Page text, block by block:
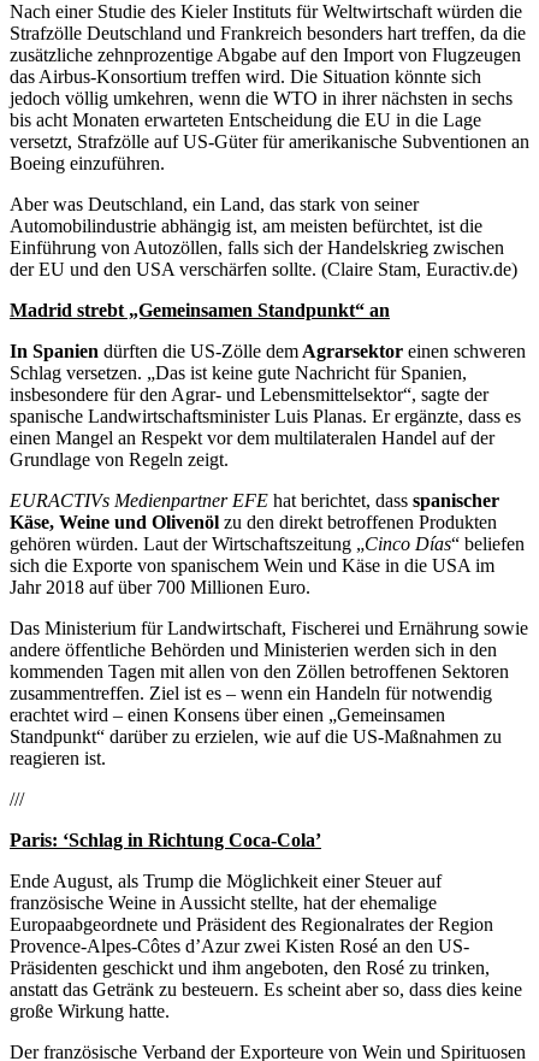
Nach einer Studie des Kieler Instituts für Weltwirtschaft würden die
Strafzölle Deutschland und Frankreich besonders hart treffen, da die
zusätzliche zehnprozentige Abgabe auf den Import von Flugzeugen
das Airbus-Konsortium treffen wird. Die Situation könnte sich
jedoch völlig umkehren, wenn die WTO in ihrer nächsten in sechs
bis acht Monaten erwarteten Entscheidung die EU in die Lage
versetzt, Strafzölle auf US-Güter für amerikanische Subventionen an
Boeing einzuführen.
Aber was Deutschland, ein Land, das stark von seiner
Automobilindustrie abhängig ist, am meisten befürchtet, ist die
Einführung von Autozöllen, falls sich der Handelskrieg zwischen
der EU und den USA verschärfen sollte. (Claire Stam, Euractiv.de)
Madrid strebt „Gemeinsamen Standpunkt“ an
In Spanien dürften die US-Zölle dem Agrarsektor einen schweren
Schlag versetzen. „Das ist keine gute Nachricht für Spanien,
insbesondere für den Agrar- und Lebensmittelsektor“, sagte der
spanische Landwirtschaftsminister Luis Planas. Er ergänzte, dass es
einen Mangel an Respekt vor dem multilateralen Handel auf der
Grundlage von Regeln zeigt.
EURACTIVs Medienpartner EFE hat berichtet, dass spanischer
Käse, Weine und Olivenöl zu den direkt betroffenen Produkten
gehören würden. Laut der Wirtschaftszeitung „Cinco Días“ beliefen
sich die Exporte von spanischem Wein und Käse in die USA im
Jahr 2018 auf über 700 Millionen Euro.
Das Ministerium für Landwirtschaft, Fischerei und Ernährung sowie
andere öffentliche Behörden und Ministerien werden sich in den
kommenden Tagen mit allen von den Zöllen betroffenen Sektoren
zusammentreffen. Ziel ist es – wenn ein Handeln für notwendig
erachtet wird – einen Konsens über einen „Gemeinsamen
Standpunkt“ darüber zu erzielen, wie auf die US-Maßnahmen zu
reagieren ist.
///
Paris: ‘Schlag in Richtung Coca-Cola’
Ende August, als Trump die Möglichkeit einer Steuer auf
französische Weine in Aussicht stellte, hat der ehemalige
Europaabgeordnete und Präsident des Regionalrates der Region
Provence-Alpes-Côtes d’Azur zwei Kisten Rosé an den US-
Präsidenten geschickt und ihm angeboten, den Rosé zu trinken,
anstatt das Getränk zu besteuern. Es scheint aber so, dass dies keine
große Wirkung hatte.
Der französische Verband der Exporteure von Wein und Spirituosen